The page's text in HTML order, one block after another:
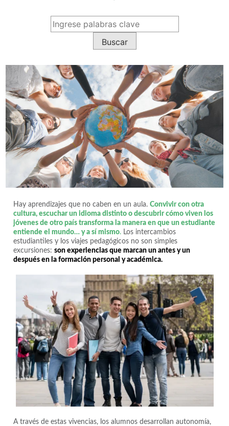
Hay aprendizajes que no caben en un aula.Convivir con otra
cultura, escuchar un idioma distinto o descubrir cómo viven los
jóvenes de otro país transforma la manera en que un estudiante
entiende el mundo… y a sí mismo. Los intercambios
estudiantiles y los viajes pedagógicos no son simples
excursiones:son experiencias que marcan un antes y un
después en la formación personal y académica.
A través de estas vivencias, los alumnos desarrollan autonomía,